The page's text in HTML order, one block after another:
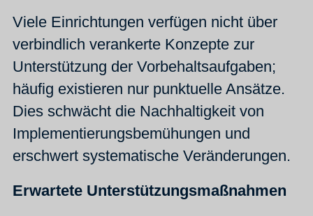
Viele Einrichtungen verfügen nicht über
verbindlich verankerte Konzepte zur
Unterstützung der Vorbehaltsaufgaben;
häufig existieren nur punktuelle Ansätze.
Dies schwächt die Nachhaltigkeit von
Implementierungsbemühungen und
erschwert systematische Veränderungen.
Erwartete Unterstützungsmaßnahmen